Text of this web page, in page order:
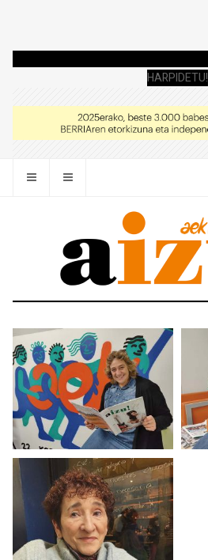
HARPIDETU!